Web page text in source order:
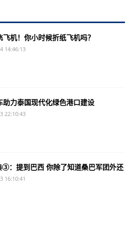
飞机！你小时候折纸飞机吗？
14:46:13
助力泰国现代化绿色港口建设
22:10:43
③：提到巴西 你除了知道桑巴军团外还
16:10:41